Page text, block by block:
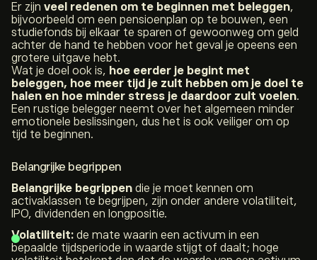
Er zijn veel redenen om te beginnen met beleggen,
bijvoorbeeld om een pensioenplan op te bouwen, een
studiefonds bij elkaar te sparen of gewoonweg om geld
achter de hand te hebben voor het geval je opeens een
grotere uitgave hebt.
Wat je doel ook is, hoe eerder je begint met
beleggen, hoe meer tijd je zult hebben om je doel te
halen en hoe minder stress je daardoor zult voelen.
Een rustige belegger neemt over het algemeen minder
emotionele beslissingen, dus het is ook veiliger om op
tijd te beginnen.
Belangrijke begrippen
Belangrijke begrippen die je moet kennen om
activaklassen te begrijpen, zijn onder andere volatiliteit,
IPO, dividenden en longpositie.
Volatiliteit: de mate waarin een activum in een
bepaalde tijdsperiode in waarde stijgt of daalt; hoge